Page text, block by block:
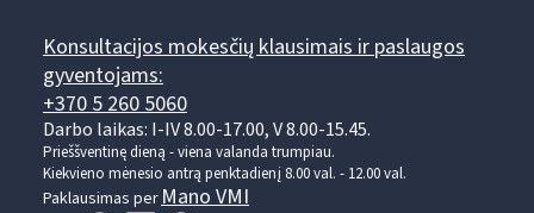
Konsultacijos mokesčių klausimais ir paslaugos
gyventojams:
+370 5 260 5060
Darbo laikas: I-IV 8.00-17.00, V 8.00-15.45.
Prieššventinę dieną - viena valanda trumpiau.
Kiekvieno mėnesio antrą penktadienį 8.00 val. - 12.00 val.
Paklausimas per Mano VMI